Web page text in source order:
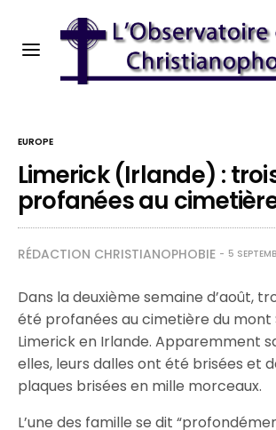
EUROPE
Limerick (Irlande) :
profanées au
RÉDACTION CHRISTIANOPHOBIE 5
Dans la deuxième semaine d’août,
été profanées au cimetière du mont
Limerick en Irlande. Apparemment
elles, leurs dalles ont été brisées et
plaques brisées en mille morceaux.
L’une des famille se dit